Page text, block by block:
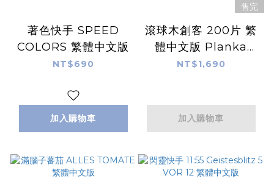
著色快手 SPEED
COLORS 繁體中文版
NT$690
加入購物車
售完
滾球木創客 200片 繁
體中文版 Planka
Rolling Maker
NT$1,690
加入購物車